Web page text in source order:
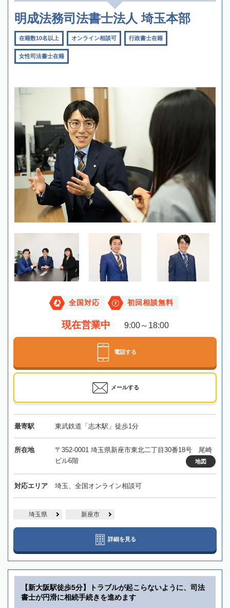
明成法務司法書士法人 埼玉本部
在籍数10名以上 オンライン相談可 行政書士在籍
女性司法書士在籍
全国対応 初回相談無料
現在営業中 9:00～18:00
電話する
メールする
最寄駅 東武鉄道「志木駅」徒歩1分
所在地
〒352-0001 埼玉県新座市東北二丁目30番18号 尾崎
ビル6階
地図
対応エリア 埼玉、全国オンライン相談可
埼玉県 新座市
詳細を見る
【新大阪駅徒歩5分】トラブルが起こらないように、司法
書士が円滑に相続手続きを進めます